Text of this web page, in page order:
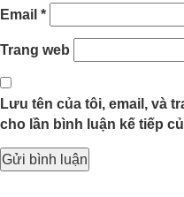
Email *
Trang web
Lưu tên của tôi, email, và
cho lần bình luận kế tiếp